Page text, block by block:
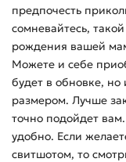
предпочесть
сомневайтесь,
рождения вашей
Можете и себе
будет в обновке, но
размером. Лучше
точно подойдет
удобно. Если
свитшотом, то